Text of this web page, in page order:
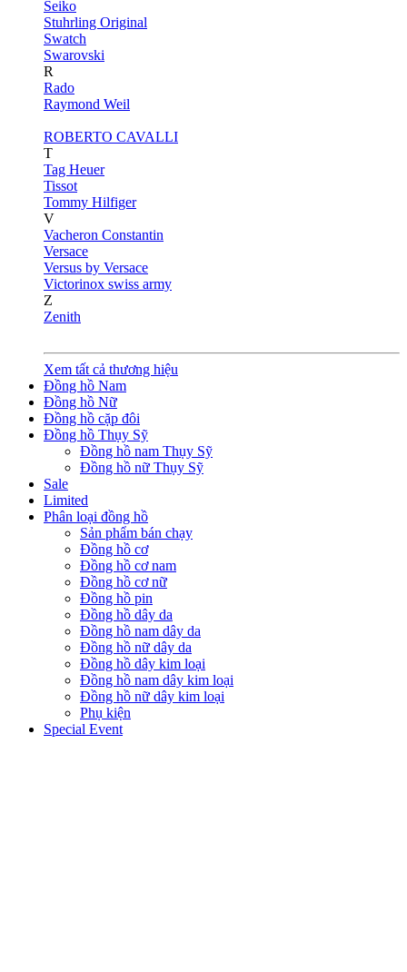
Seiko
Stuhrling Original
Swatch
Swarovski
R
Rado
Raymond Weil
ROBERTO CAVALLI
T
Tag Heuer
Tissot
Tommy Hilfiger
V
Vacheron Constantin
Versace
Versus by Versace
Victorinox swiss army
Z
Zenith
Xem tất cả thương hiệu
Đồng hồ Nam
Đồng hồ Nữ
Đồng hồ cặp đôi
Đồng hồ Thụy Sỹ
Đồng hồ nam Thụy Sỹ
Đồng hồ nữ Thụy Sỹ
Sale
Limited
Phân loại đồng hồ
Sản phẩm bán chạy
Đồng hồ cơ
Đồng hồ cơ nam
Đồng hồ cơ nữ
Đồng hồ pin
Đồng hồ dây da
Đồng hồ nam dây da
Đồng hồ nữ dây da
Đồng hồ dây kim loại
Đồng hồ nam dây kim loại
Đồng hồ nữ dây kim loại
Phụ kiện
Special Event